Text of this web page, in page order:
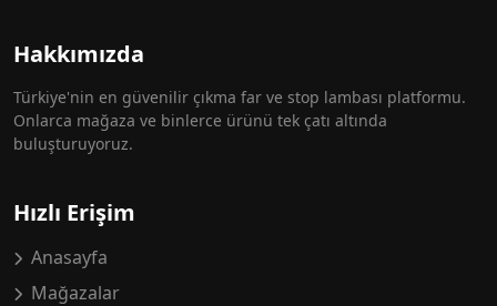
Hakkımızda
Türkiye'nin en güvenilir çıkma far ve stop lambası platformu.
Onlarca mağaza ve binlerce ürünü tek çatı altında
buluşturuyoruz.
Hızlı Erişim
Anasayfa
Mağazalar